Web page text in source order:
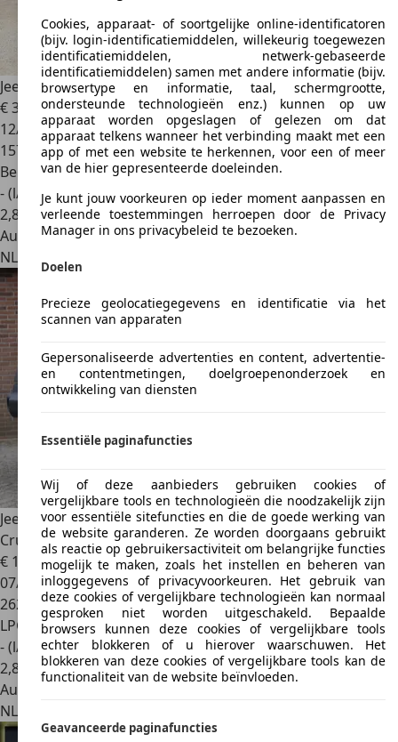
Jeep WranglerBTW verrekenbaar Just Arrived
€ 32.9001
12/2012
157.906 km
Benzine
- (l/100 km)
2,8
Autobedrijf
NL 1399 PM
Jeep WranglerUnlimited 3.8 Sport, LPG G3 '08 Softtop Airco
Crui
€ 19.949
07/2008
262.802 km
LPG
- (l/100 km)
2,8
Autobedrijf
NL 7927 TC
Cookies, apparaat- of soortgelijke online-identificatoren
(bijv. login-identificatiemiddelen, willekeurig toegewezen
identificatiemiddelen, netwerk-gebaseerde
identificatiemiddelen) samen met andere informatie (bijv.
browsertype en informatie, taal, schermgrootte,
ondersteunde technologieën enz.) kunnen op uw
apparaat worden opgeslagen of gelezen om dat
apparaat telkens wanneer het verbinding maakt met een
app of met een website te herkennen, voor een of meer
van de hier gepresenteerde doeleinden.
Je kunt jouw voorkeuren op ieder moment aanpassen en
verleende toestemmingen herroepen door de Privacy
Manager in ons privacybeleid te bezoeken.
Doelen
Precieze geolocatiegegevens en identificatie via het
scannen van apparaten
Gepersonaliseerde advertenties en content, advertentie-
en contentmetingen, doelgroepenonderzoek en
ontwikkeling van diensten
Essentiële paginafuncties
Wij of deze aanbieders gebruiken cookies of
vergelijkbare tools en technologieën die noodzakelijk zijn
voor essentiële sitefuncties en die de goede werking van
de website garanderen. Ze worden doorgaans gebruikt
als reactie op gebruikersactiviteit om belangrijke functies
mogelijk te maken, zoals het instellen en beheren van
inloggegevens of privacyvoorkeuren. Het gebruik van
deze cookies of vergelijkbare technologieën kan normaal
gesproken niet worden uitgeschakeld. Bepaalde
browsers kunnen deze cookies of vergelijkbare tools
echter blokkeren of u hierover waarschuwen. Het
blokkeren van deze cookies of vergelijkbare tools kan de
functionaliteit van de website beïnvloeden.
Geavanceerde paginafuncties